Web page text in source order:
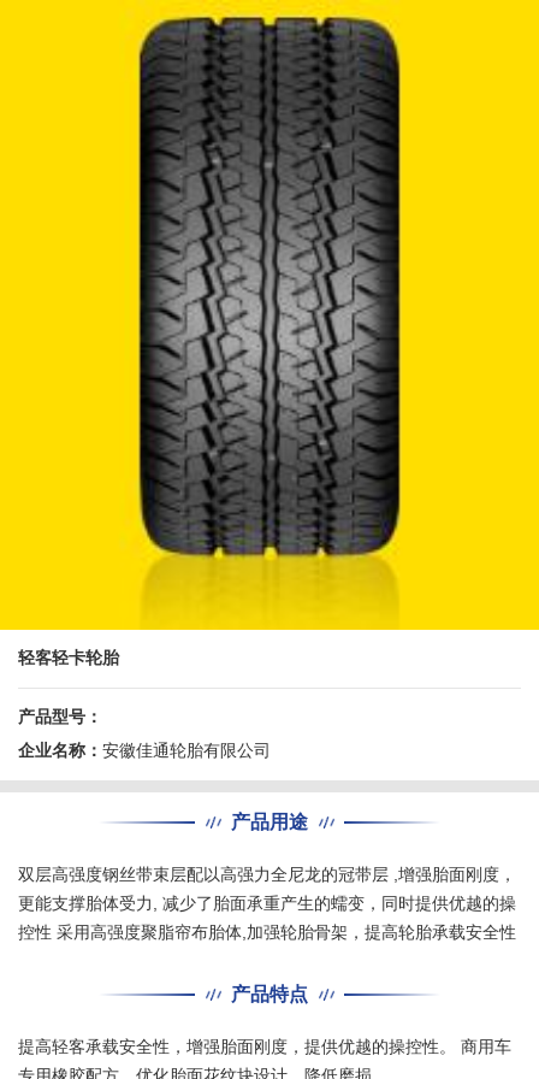
轻客轻卡轮胎
产品型号：
企业名称： 安徽佳通轮胎有限公司
产品用途
双层高强度钢丝带束层配以高强力全尼龙的冠带层 ,增强胎面刚度，
更能支撑胎体受力, 减少了胎面承重产生的蠕变，同时提供优越的操
控性 采用高强度聚脂帘布胎体,加强轮胎骨架，提高轮胎承载安全性
产品特点
提高轻客承载安全性，增强胎面刚度，提供优越的操控性。 商用车
专用橡胶配方，优化胎面花纹块设计，降低磨损。